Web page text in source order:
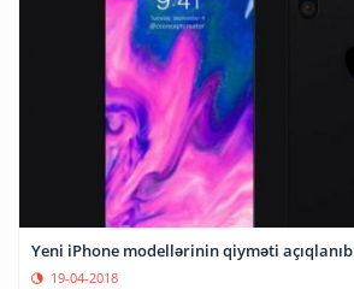
Yeni iPhone modellərinin qiyməti açıqlanıb
19-04-2018